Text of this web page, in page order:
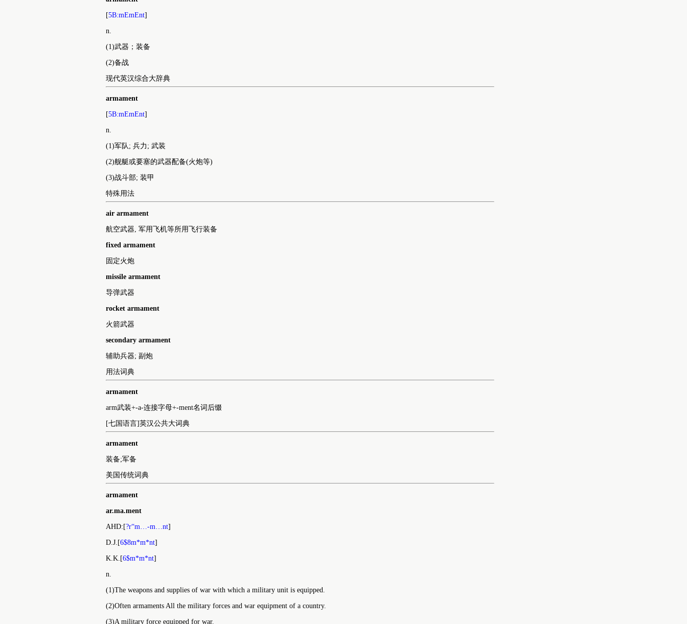
源自 arma [武器] *参见
现代英汉词典
armament
[5B:mEmEnt
n.
(1)武器；装备
(2)备战
现代英汉综合大辞典
armament
[5B:mEmEnt]
n.
(1)军队; 兵力; 武装
(2)舰艇或要塞的武器配备(火炮等)
(3)战斗部; 装甲
特殊用法
air armament
航空武器, 军用飞机等所用飞行装备
fixed armament
固定火炮
missile armament
导弹武器
rocket armament
火箭武器
secondary armament
辅助兵器; 副炮
用法词典
armament
arm武装+-a-连接字母+-ment名词后缀
[七国语言]英汉公共大词典
armament
装备;军备
美国传统词典
armament
ar.ma.ment
AHD:[
D.J.[6$8m*m*nt]
K.K.[6$m*m*nt]